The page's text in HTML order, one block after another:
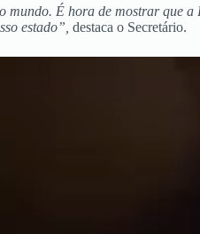
mundo. É hora de mostrar
estado”, destaca o Secretário.